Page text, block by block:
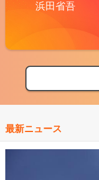
浜田省吾
最新ニュース